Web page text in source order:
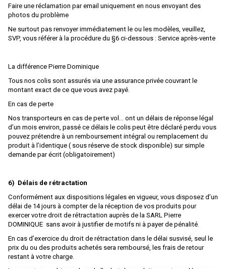
GRAHAM FARISH
GRIP ZECHIN
HAG
HATTONS
HEKI
Heljan
Herkat
Hermann
Herpa
Herpa Exclusive
Herpa Minitanks
Faire une réclamation par email uniquement en nous envoyant des
photos du problème
Ne surtout pas renvoyer immédiatement le ou les modèles, veuillez,
SVP, vous référer à la procédure du §6 ci-dessous : Service après-vente
La différence Pierre Dominique
Tous nos colis sont assurés via une assurance privée couvrant le
montant exact de ce que vous avez payé.
En cas de perte
Nos transporteurs en cas de perte vol… ont un délais de réponse légal
d’un mois environ, passé ce délais le colis peut être déclaré perdu vous
pouvez prétendre à un remboursement intégral ou remplacement du
produit à l’identique ( sous réserve de stock disponible) sur simple
demande par écrit (obligatoirement)
6) Délais de rétractation
Conformément aux dispositions légales en vigueur, vous disposez d’un
délai de 14 jours à compter de la réception de vos produits pour
exercer votre droit de rétractation auprès de la SARL Pierre
DOMINIQUE sans avoir à justifier de motifs ni à payer de pénalité.
En cas d’exercice du droit de rétractation dans le délai susvisé, seul le
prix du ou des produits achetés sera remboursé, les frais de retour
restant à votre charge.